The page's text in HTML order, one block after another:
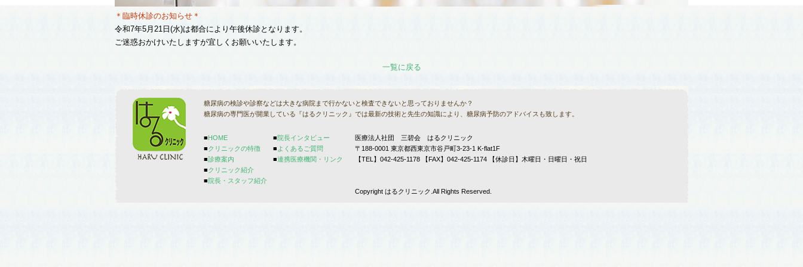
＊臨時休診のお知らせ＊
令和7年5月21日(水)は都合により午後休診となります。
ご迷惑おかけいたしますが宜しくお願いいたします。
一覧に戻る
糖尿病の検診や診察などは大きな病院まで行かないと検査できないと思っておりませんか？
糖尿病の専門医が開業している『はるクリニック』では最新の技術と先生の知識により、糖尿病予防のアドバイスも致します。
■HOME
■クリニックの特徴
■診療案内
■クリニック紹介
■院長・スタッフ紹介
■院長インタビュー
■ よくあるご質問
■連携医療機関・リンク
医療法人社団 三碧会 はるクリニック
〒188-0001 東京都西東京市谷戸町3-23-1 K-flat1F
【TEL】042-425-1178 【FAX】042-425-1174 【休診日】木曜日・日曜日・祝日
Copyright はるクリニック.All Rights Reserved.